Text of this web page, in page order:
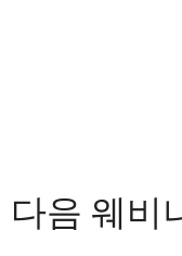
다음 웨비